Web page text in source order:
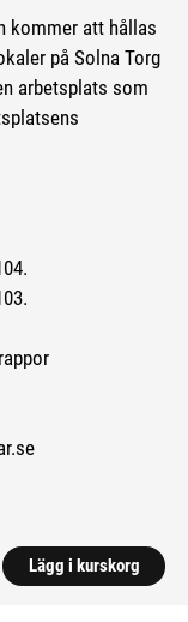
kommer att hållas
på Solna Torg
arbetsplats som
Lägg i kurskorg